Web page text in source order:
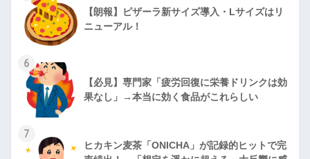
【朗報】ピザーラ新サイズ導入・Lサイズはリ
ニューアル！
6
【必見】専門家「疲労回復に栄養ドリンクは効
果なし」→本当に効く食品がこれらしい
7
ヒカキン麦茶「ONICHA」が記録的ヒットで完